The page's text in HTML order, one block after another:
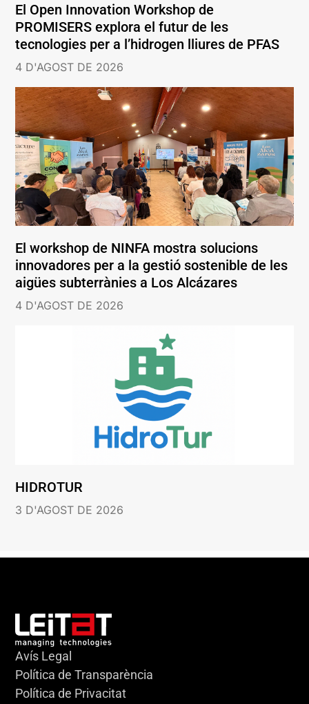
El Open Innovation Workshop de
PROMISERS explora el futur de les
tecnologies per a l’hidrogen lliures de PFAS
4 D'AGOST DE 2026
El workshop de NINFA mostra solucions
innovadores per a la gestió sostenible de les
aigües subterrànies a Los Alcázares
4 D'AGOST DE 2026
HIDROTUR
3 D'AGOST DE 2026
Avís Legal
Política de Transparència
Política de Privacitat